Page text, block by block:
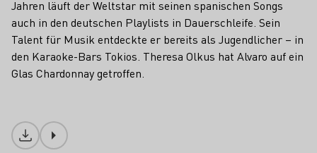
Jahren läuft der Weltstar mit seinen spanischen Songs
auch in den deutschen Playlists in Dauerschleife. Sein
Talent für Musik entdeckte er bereits als Jugendlicher – in
den Karaoke-Bars Tokios. Theresa Olkus hat Alvaro auf ein
Glas Chardonnay getroffen.
Download